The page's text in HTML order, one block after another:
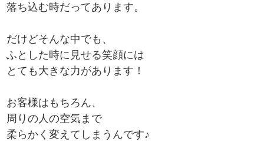
落ち込む時だってあります。
だけどそんな中でも、
ふとした時に見せる笑顔には
とても大きな力があります！
お客様はもちろん、
周りの人の空気まで
柔らかく変えてしまうんです♪